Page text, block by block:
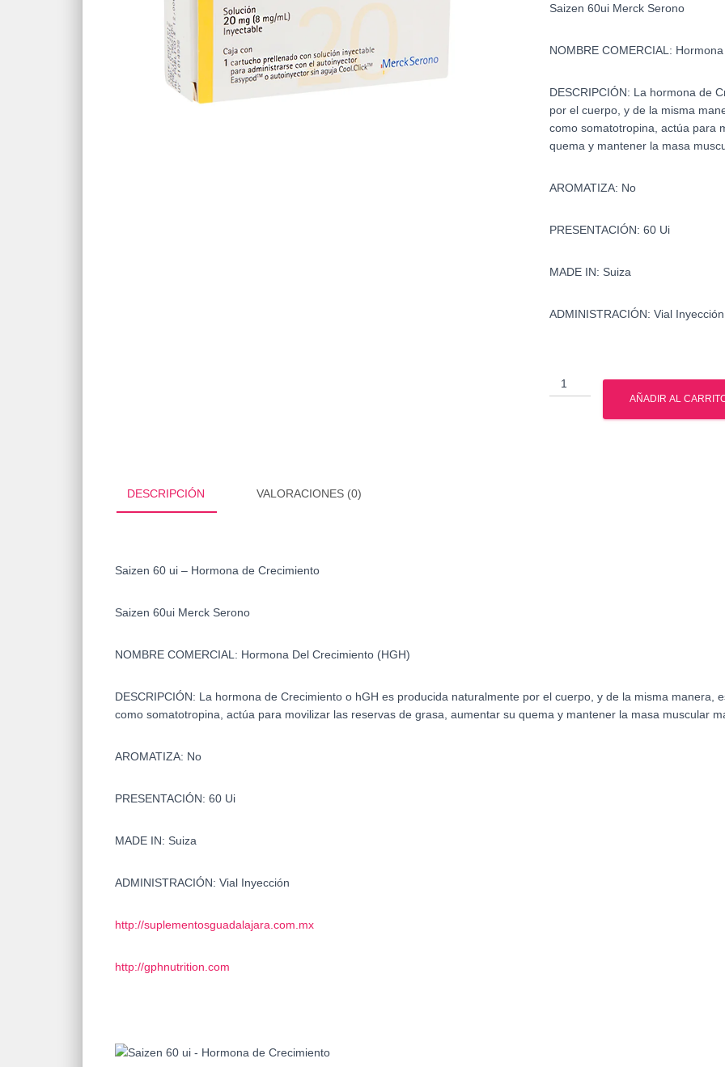
Saizen 60ui Merck Serono
NOMBRE COMERCIAL:
DESCRIPCIÓN: La hormona de
por el cuerpo, y de la misma
como somatotropina, actúa para
quema y mantener la masa
AROMATIZA: No
PRESENTACIÓN: 60 Ui
MADE IN: Suiza
ADMINISTRACIÓN: Vial Inyección
Saizen
60
AÑADIR AL
DESCRIPCIÓN VALORACIONES (0)
Saizen 60 ui – Hormona de Crecimiento
Saizen 60ui Merck Serono
NOMBRE COMERCIAL: Hormona Del Crecimiento (HGH)
DESCRIPCIÓN: La hormona de Crecimiento o hGH es producida naturalmente por el cuerpo, y de la misma manera,
como somatotropina, actúa para movilizar las reservas de grasa, aumentar su quema y mantener la masa muscular
AROMATIZA: No
PRESENTACIÓN: 60 Ui
MADE IN: Suiza
ADMINISTRACIÓN: Vial Inyección
http://suplementosguadalajara.com.mx
http://gphnutrition.com